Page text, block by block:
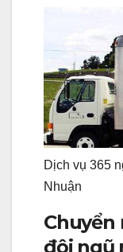
Dịch vụ 365
Nhuận
Chuyển
đội ngũ